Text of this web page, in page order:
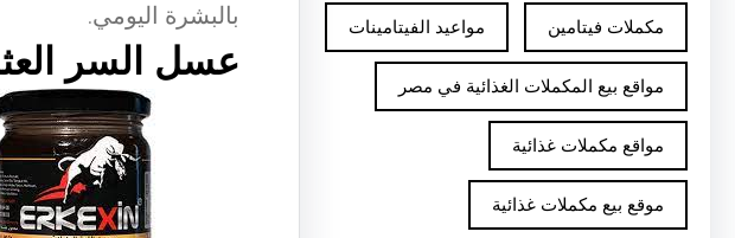
مكملات فيتامين مواعيد الفيتامينات
مواقع بيع المكملات الغذائية في مصر
مواقع مكملات غذائية
موقع بيع مكملات غذائية
بالبشرة اليومي.
عسل السر